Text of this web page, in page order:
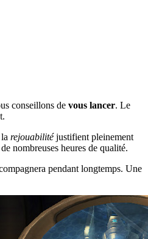
conseillons de vous lancer. Le
rejouabilitéjustifient pleinement
nombreuses heures de qualité.
pendant longtemps. Une